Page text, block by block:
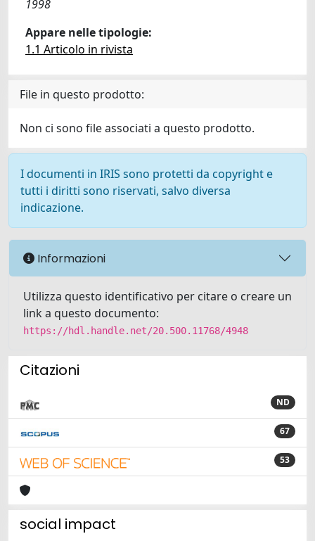
1998
Appare nelle tipologie:
1.1 Articolo in rivista
File in questo prodotto:
Non ci sono file associati a questo prodotto.
I documenti in IRIS sono protetti da copyright e
tutti i diritti sono riservati, salvo diversa
indicazione.
Informazioni
Utilizza questo identificativo per citare o creare un
link a questo documento:
https://hdl.handle.net/20.500.11768/4948
Citazioni
ND
67
53
social impact